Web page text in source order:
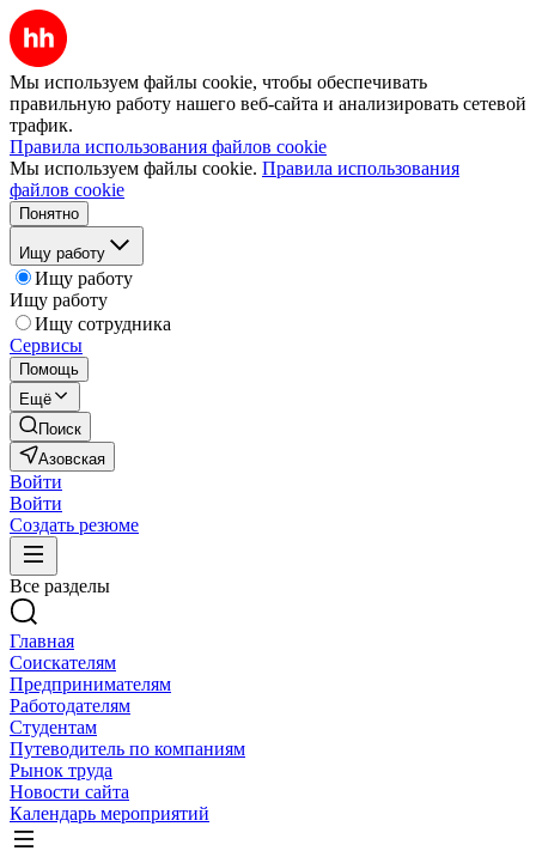
Мы используем файлы cookie, чтобы обеспечивать
правильную работу нашего веб-сайта и анализировать сетевой
трафик.
Правила использования файлов cookie
Мы используем файлы cookie. Правила использования
файлов cookie
Понятно
Ищу работу
Ищу работу
Ищу работу
Ищу сотрудника
Сервисы
Помощь
Ещё
Поиск
Азовская
Войти
Войти
Создать резюме
Все разделы
Главная
Соискателям
Предпринимателям
Работодателям
Студентам
Путеводитель по компаниям
Рынок труда
Новости сайта
Календарь мероприятий